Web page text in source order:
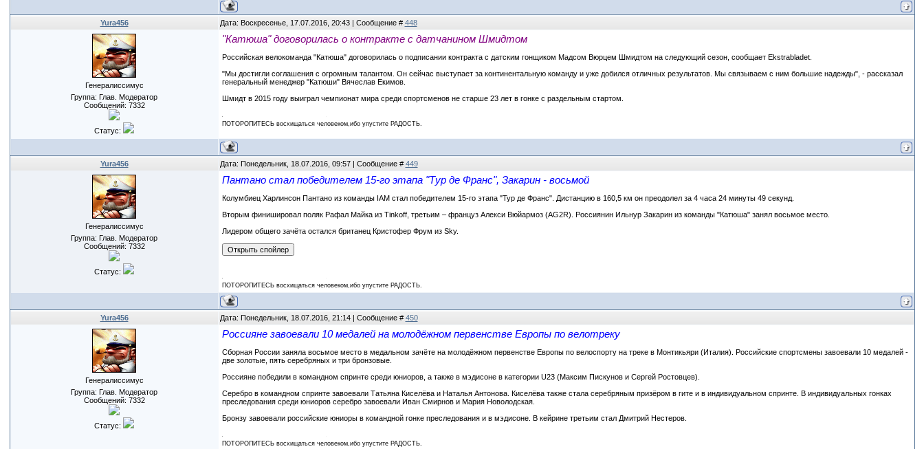
Yura456 Дата: Воскресенье, 17.07.2016, 20:43 | Сообщение # 448
Генералиссимус
Группа: Глав. Модератор
Сообщений: 7332
Статус:
"Катюша" договорилась о контракте с датчанином Шмидтом
Российская велокоманда "Катюша" договорилась о подписании контракта с датским гонщиком Мадсом Вюрцем Шмидтом на следующий сезон, сообщает Ekstrabladet.
"Мы достигли соглашения с огромным талантом. Он сейчас выступает за континентальную команду и уже добился отличных результатов. Мы связываем с ним большие надежды", - рассказал
генеральный менеджер "Катюши" Вячеслав Екимов.
Шмидт в 2015 году выиграл чемпионат мира среди спортсменов не старше 23 лет в гонке с раздельным стартом.
ПОТОРОПИТЕСЬ восхищаться человеком,ибо упустите РАДОСТЬ.
Yura456 Дата: Понедельник, 18.07.2016, 09:57 | Сообщение # 449
Генералиссимус
Группа: Глав. Модератор
Сообщений: 7332
Статус:
Пантано стал победителем 15-го этапа "Тур де Франс", Закарин - восьмой
Колумбиец Харлинсон Пантано из команды IAM стал победителем 15-го этапа "Тур де Франс". Дистанцию в 160,5 км он преодолел за 4 часа 24 минуты 49 секунд.
Вторым финишировал поляк Рафал Майка из Tinkoff, третьим – француз Алекси Вюйармоз (AG2R). Россиянин Ильнур Закарин из команды "Катюша" занял восьмое место.
Лидером общего зачёта остался британец Кристофер Фрум из Sky.
ПОТОРОПИТЕСЬ восхищаться человеком,ибо упустите РАДОСТЬ.
Yura456 Дата: Понедельник, 18.07.2016, 21:14 | Сообщение # 450
Генералиссимус
Группа: Глав. Модератор
Сообщений: 7332
Статус:
Россияне завоевали 10 медалей на молодёжном первенстве Европы по велотреку
Сборная России заняла восьмое место в медальном зачёте на молодёжном первенстве Европы по велоспорту на треке в Монтикьяри (Италия). Российские спортсмены завоевали 10 медалей -
две золотые, пять серебряных и три бронзовые.
Россияне победили в командном спринте среди юниоров, а также в мэдисоне в категории U23 (Максим Пискунов и Сергей Ростовцев).
Серебро в командном спринте завоевали Татьяна Киселёва и Наталья Антонова. Киселёва также стала серебряным призёром в гите и в индивидуальном спринте. В индивидуальных гонках
преследования среди юниоров серебро завоевали Иван Смирнов и Мария Новолодская.
Бронзу завоевали российские юниоры в командной гонке преследования и в мэдисоне. В кейрине третьим стал Дмитрий Нестеров.
ПОТОРОПИТЕСЬ восхищаться человеком,ибо упустите РАДОСТЬ.